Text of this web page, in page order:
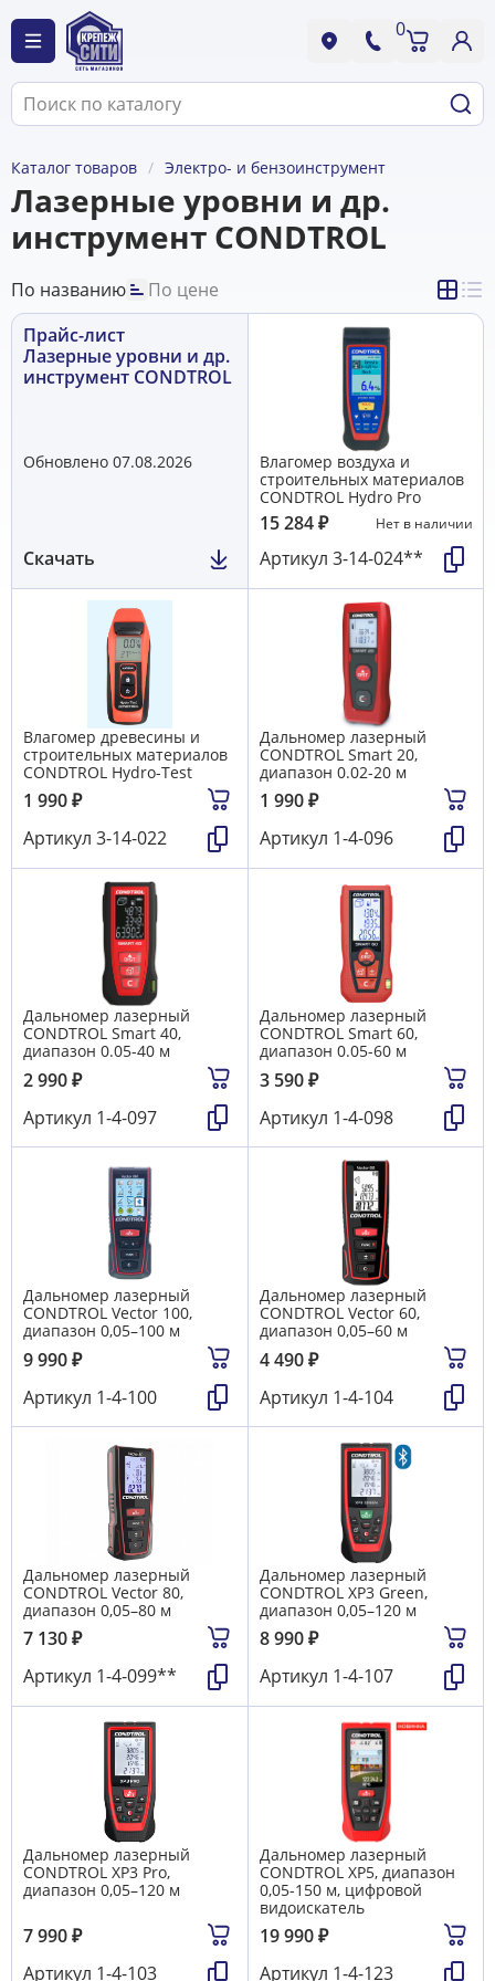
0
Каталог товаров Электро- и бензоинструмент
Лазерные уровни и др.
инструмент CONDTROL
По названию
По цене
Прайс-лист
Лазерные уровни и др.
инструмент CONDTROL
Обновлено 07.08.2026
Скачать
Влагомер воздуха и
строительных материалов
CONDTROL Hydro Pro
15 284₽ Нет в наличии
Артикул 3-14-024**
Влагомер древесины и
строительных материалов
CONDTROL Hydro-Test
1 990₽
Артикул 3-14-022
Дальномер лазерный
CONDTROL Smart 20,
диапазон 0.02-20 м
1 990₽
Артикул 1-4-096
Дальномер лазерный
CONDTROL Smart 40,
диапазон 0.05-40 м
2 990₽
Артикул 1-4-097
Дальномер лазерный
CONDTROL Smart 60,
диапазон 0.05-60 м
3 590₽
Артикул 1-4-098
Дальномер лазерный
CONDTROL Vector 100,
диапазон 0,05–100 м
9 990₽
Артикул 1-4-100
Дальномер лазерный
CONDTROL Vector 60,
диапазон 0,05–60 м
4 490₽
Артикул 1-4-104
Дальномер лазерный
CONDTROL Vector 80,
диапазон 0,05–80 м
7 130₽
Артикул 1-4-099**
Дальномер лазерный
CONDTROL XP3 Green,
диапазон 0,05–120 м
8 990₽
Артикул 1-4-107
Дальномер лазерный
CONDTROL XP3 Pro,
диапазон 0,05–120 м
7 990₽
Артикул 1-4-103
Дальномер лазерный
CONDTROL XP5, диапазон
0,05-150 м, цифровой
видоискатель
19 990₽
Артикул 1-4-123